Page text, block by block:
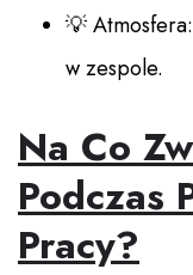
💡
w zespole.
Na Co
Podczas
Pracy?